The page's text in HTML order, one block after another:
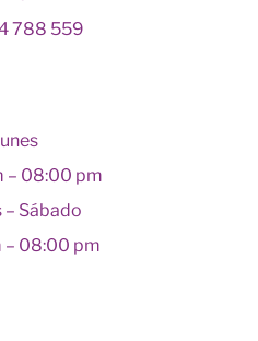
788 559
– 08:00 pm
– Sábado
– 08:00 pm